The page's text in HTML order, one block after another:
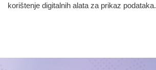
korištenje digitalnih alata za prikaz podataka.